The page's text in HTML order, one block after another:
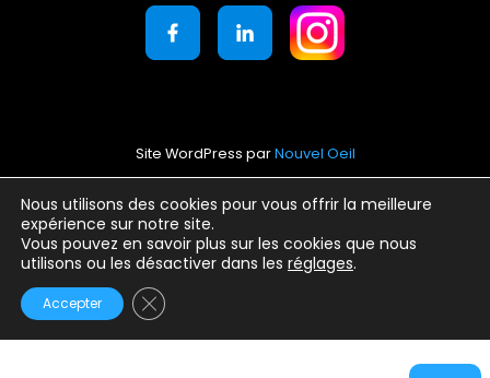
Nous utilisons des cookies pour vous offrir la meilleure
expérience sur notre site.
Vous pouvez en savoir plus sur les cookies que nous
utilisons ou les désactiver dans les réglages.
Accepter Fermer la bannière des cookies GDPR
Site WordPress parNouvel Oeil
Mentions légales
Conditions générales d’utilisation
Politique de confidentialité